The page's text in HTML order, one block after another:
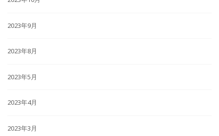
2023年9月
2023年8月
2023年5月
2023年4月
2023年3月